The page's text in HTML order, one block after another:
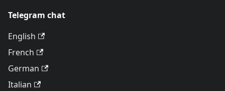
Telegram chat
English
French
German
Italian